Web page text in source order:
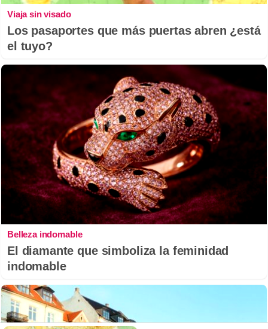
Viaja sin visado
Los pasaportes que más puertas abren ¿está
el tuyo?
Belleza indomable
El diamante que simboliza la feminidad
indomable